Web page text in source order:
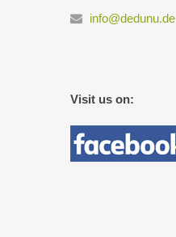
info@dedunu.de
Visit us on: